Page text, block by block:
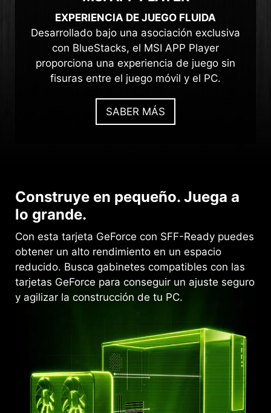
EXPERIENCIA DE JUEGO FLUIDA
Desarrollado bajo una asociación exclusiva
con BlueStacks, el MSI APP Player
proporciona una experiencia de juego sin
fisuras entre el juego móvil y el PC.
SABER MÁS
Construye en pequeño. Juega a
lo grande.
Con esta tarjeta GeForce con SFF-Ready puedes
obtener un alto rendimiento en un espacio
reducido. Busca gabinetes compatibles con las
tarjetas GeForce para conseguir un ajuste seguro
y agilizar la construcción de tu PC.